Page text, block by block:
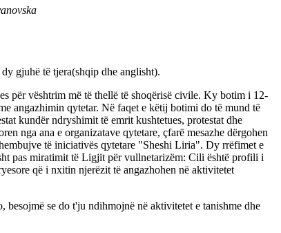
gjuhë të tjera(shqip dhe anglisht).
për vështrim më të thellë të shoqërisë civile. Ky botim i 12-
angazhimin qytetar. Nё faqet e këtij botimi do të mund të
kundër ndryshimit të emrit kushtetues, protestat dhe
nga ana e organizatave qytetare, çfarë mesazhe dërgohen
të iniciativës qytetare "Sheshi Liria". Dy rrëfimet e
pas miratimit të Ligjit për vullnetarizëm: Cili është profili i
që i nxitin njerëzit të angazhohen në aktivitetet
besojmë se do t'ju ndihmojnë në aktivitetet e tanishme dhe